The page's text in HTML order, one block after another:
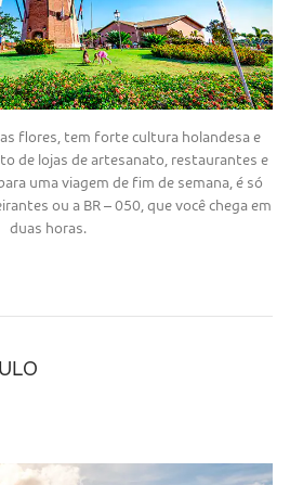
flores, tem forte cultura holandesa e
de lojas de artesanato, restaurantes e
uma viagem de fim de semana, é só
ou a BR – 050, que você chega em
duas horas.